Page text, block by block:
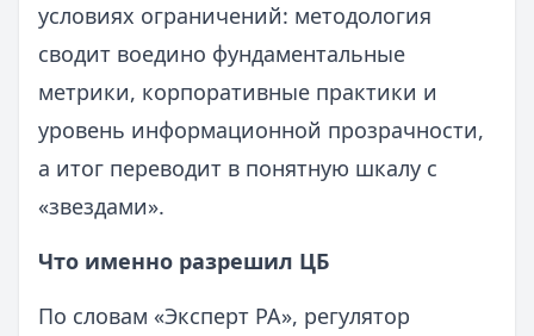
условиях ограничений: методология
сводит воедино фундаментальные
метрики, корпоративные практики и
уровень информационной прозрачности,
а итог переводит в понятную шкалу с
«звездами».
Что именно разрешил ЦБ
По словам «Эксперт РА», регулятор